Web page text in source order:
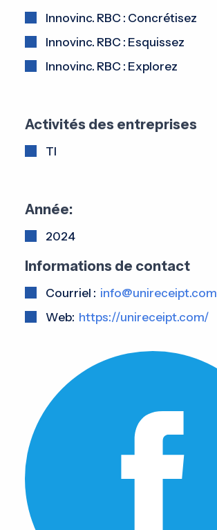
Innovinc. RBC : Concrétisez
Innovinc. RBC : Esquissez
Innovinc. RBC : Explorez
Activités des entreprises
TI
Année:
2024
Informations de contact
Courriel : info@unireceipt.com
Web: https://unireceipt.com/